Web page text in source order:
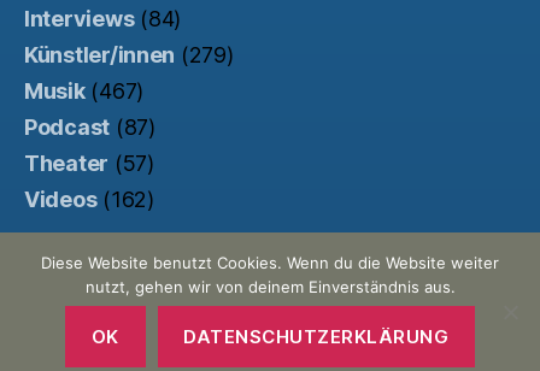
Interviews(84)
Künstler/innen (279)
Musik(467)
Podcast (87)
Theater (57)
Videos(162)
© 2026Der Haubentaucher
Made with ♥ by Pretty Commercial/
Unterstützt von der
Kinowebsite Uncut
Nach oben
Diese Website benutzt Cookies. Wenn du die Website weiter
nutzt, gehen wir von deinem Einverständnis aus.
OK DATENSCHUTZERKLÄRUNG